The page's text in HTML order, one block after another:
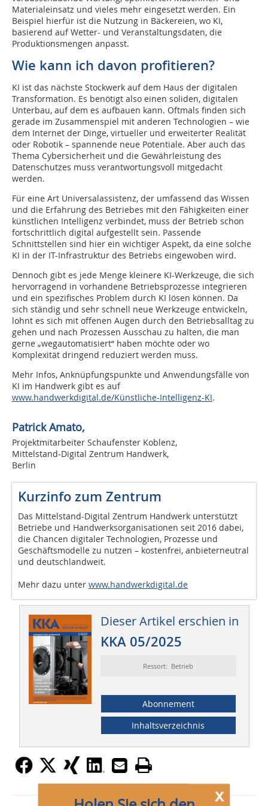
Materialeinsatz und vieles mehr eingesetzt werden. Ein
Beispiel hierfür ist die Nutzung in Bäckereien, wo KI,
basierend auf Wetter- und Veranstaltungsdaten, die
Produktionsmengen anpasst.
Wie kann ich davon ­profitieren?
KI ist das nächste Stockwerk auf dem Haus der digitalen
Transformation. Es benötigt also einen soliden, digitalen
Unterbau, auf dem es aufbauen kann. Oftmals finden sich
gerade im Zusammenspiel mit anderen Technologien – wie
dem Internet der Dinge, virtueller und erweiterter Realität
oder Robotik – spannende neue Potentiale. Aber auch das
Thema Cybersicherheit und die Gewährleistung des
Datenschutzes muss verantwortungsvoll mitgedacht
werden.
Für eine Art Universalassistenz, der umfassend das Wissen
und die Erfahrung des Betriebes mit den Fähigkeiten einer
künstlichen Intelligenz verbindet, muss der Betrieb schon
fortschrittlich digital aufgestellt sein. Passende
Schnittstellen sind hier ein wichtiger Aspekt, da eine solche
KI in der IT-Infrastruktur des Betriebs eingewoben wird.
Dennoch gibt es jede Menge kleinere KI-Werkzeuge, die sich
hervorragend in vorhandene Betriebsprozesse integrieren
und ein spezifisches Problem durch KI lösen können. Da
sich ständig und sehr schnell neue Werkzeuge entwickeln,
lohnt es sich mit offenen Augen durch den Betriebsalltag zu
gehen und nach Prozessen Ausschau zu halten, die man
gerne „wegautomatisiert“ haben möchte oder wo
Komplexität dringend reduziert werden muss.
Mehr Infos, Anknüpfungspunkte und Anwendungsfälle von
KI im Handwerk gibt es auf
www.handwerkdigital.de/Künstliche-Intelligenz-KI.
Patrick Amato,
Projektmitarbeiter Schaufenster Koblenz,
Mittelstand-Digital Zentrum Handwerk,
Berlin
Kurzinfo zum Zentrum
Das Mittelstand-Digital Zentrum Handwerk unterstützt
Betriebe und Handwerksorganisationen seit 2016 dabei,
die Chancen digitaler Technologien, Prozesse und
Geschäftsmodelle zu nutzen – kostenfrei, anbieterneutral
und deutschlandweit.
Mehr dazu unter www.handwerkdigital.de
Dieser Artikel erschien in
KKA 05/2025
Ressort: Betrieb
Abonnement
Inhaltsverzeichnis
x